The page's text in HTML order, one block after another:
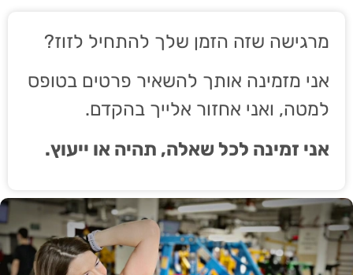
מרגישה שזה הזמן שלך להתחיל לזוז?
אני מזמינה אותך להשאיר פרטים בטופס
למטה, ואני אחזור אלייך בהקדם.
אני זמינה לכל שאלה, תהיה או ייעוץ.